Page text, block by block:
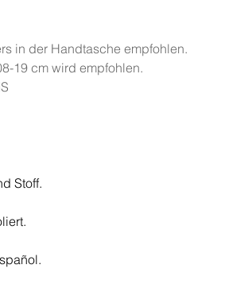
in der Handtasche empfohlen.
19 cm wird empfohlen.
Stoff.